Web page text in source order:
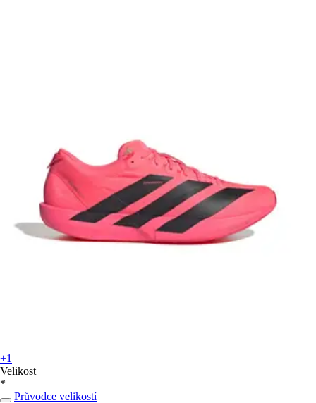
+1
Velikost
*
Průvodce velikostí